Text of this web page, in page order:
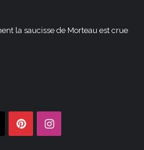
la saucisse de Morteau est crue
PinterestInstagram